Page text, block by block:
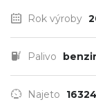
Rok výroby
Palivo
Najeto